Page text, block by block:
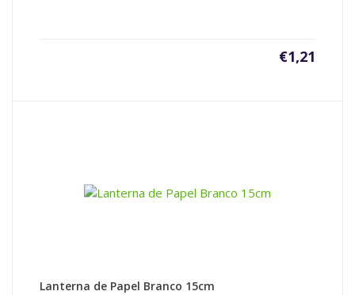
€1,21
Lanterna de Papel Branco 15cm